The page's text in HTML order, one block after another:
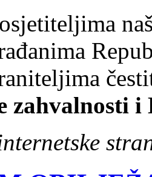
zahvalnosti